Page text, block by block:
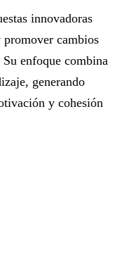
innovadoras
promover cambios
enfoque combina
generando
y cohesión